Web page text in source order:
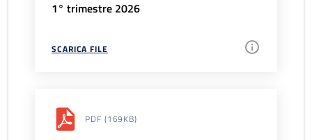
1° trimestre 2026
SCARICA FILE
PDF (169KB)